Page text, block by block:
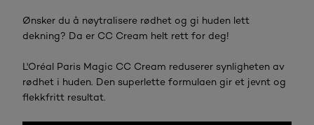
Ønsker du å nøytralisere rødhet og gi huden lett
dekning? Da er CC Cream helt rett for deg!
L'Oréal Paris Magic CC Cream reduserer synligheten av
rødhet i huden. Den superlette formulaen gir et jevnt og
flekkfritt resultat.